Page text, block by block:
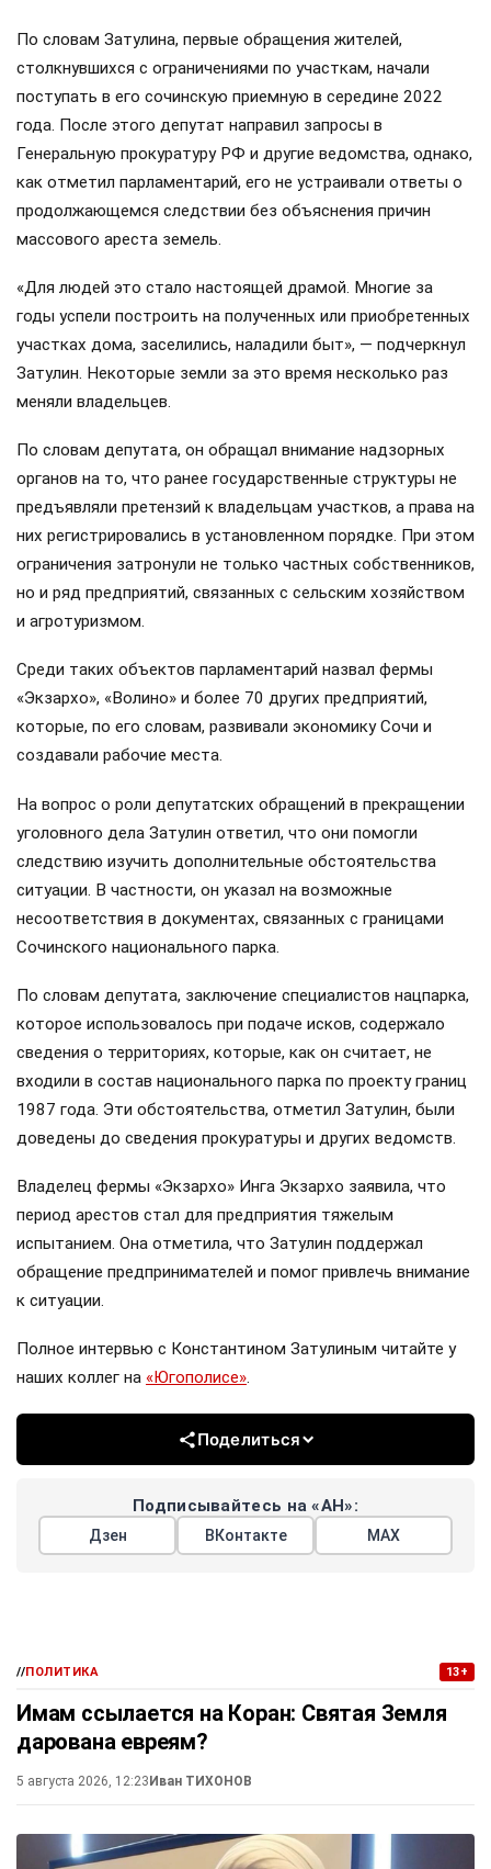
По словам Затулина, первые обращения жителей,
столкнувшихся с ограничениями по участкам, начали
поступать в его сочинскую приемную в середине 2022
года. После этого депутат направил запросы в
Генеральную прокуратуру РФ и другие ведомства, однако,
как отметил парламентарий, его не устраивали ответы о
продолжающемся следствии без объяснения причин
массового ареста земель.
«Для людей это стало настоящей драмой. Многие за
годы успели построить на полученных или приобретенных
участках дома, заселились, наладили быт», — подчеркнул
Затулин. Некоторые земли за это время несколько раз
меняли владельцев.
По словам депутата, он обращал внимание надзорных
органов на то, что ранее государственные структуры не
предъявляли претензий к владельцам участков, а права на
них регистрировались в установленном порядке. При этом
ограничения затронули не только частных собственников,
но и ряд предприятий, связанных с сельским хозяйством
и агротуризмом.
Среди таких объектов парламентарий назвал фермы
«Экзархо», «Волино» и более 70 других предприятий,
которые, по его словам, развивали экономику Сочи и
создавали рабочие места.
На вопрос о роли депутатских обращений в прекращении
уголовного дела Затулин ответил, что они помогли
следствию изучить дополнительные обстоятельства
ситуации. В частности, он указал на возможные
несоответствия в документах, связанных с границами
Сочинского национального парка.
По словам депутата, заключение специалистов нацпарка,
которое использовалось при подаче исков, содержало
сведения о территориях, которые, как он считает, не
входили в состав национального парка по проекту границ
1987 года. Эти обстоятельства, отметил Затулин, были
доведены до сведения прокуратуры и других ведомств.
Владелец фермы «Экзархо» Инга Экзархо заявила, что
период арестов стал для предприятия тяжелым
испытанием. Она отметила, что Затулин поддержал
обращение предпринимателей и помог привлечь внимание
к ситуации.
Полное интервью с Константином Затулиным читайте у
наших коллег на «Югополисе».
Поделиться
Подписывайтесь на «АН»:
Дзен ВКонтакте МАХ
//ПОЛИТИКА 13+
Имам ссылается на Коран: Святая Земля
дарована евреям?
5 августа 2026, 12:23 Иван ТИХОНОВ